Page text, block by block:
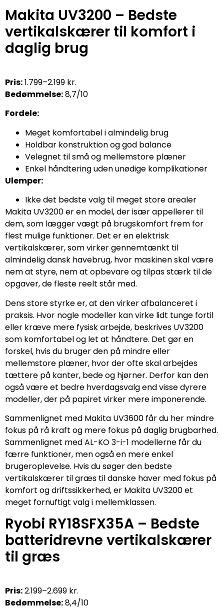
Makita UV3200 – Bedste
vertikalskærer til komfort i
daglig brug
Pris:1.799–2.199 kr.
Bedømmelse:8,7/10
Fordele:
Meget komfortabel i almindelig brug
Holdbar konstruktion og god balance
Velegnet til små og mellemstore plæner
Enkel håndtering uden unødige komplikationer
Ulemper:
Ikke det bedste valg til meget store arealer
Makita UV3200 er en model, der især appellerer til
dem, som lægger vægt på brugskomfort frem for
flest mulige funktioner. Det er en elektrisk
vertikalskærer, som virker gennemtænkt til
almindelig dansk havebrug, hvor maskinen skal være
nem at styre, nem at opbevare og tilpas stærk til de
opgaver, de fleste reelt står med.
Dens store styrke er, at den virker afbalanceret i
praksis. Hvor nogle modeller kan virke lidt tunge fortil
eller kræve mere fysisk arbejde, beskrives UV3200
som komfortabel og let at håndtere. Det gør en
forskel, hvis du bruger den på mindre eller
mellemstore plæner, hvor der ofte skal arbejdes
tættere på kanter, bede og hjørner. Derfor kan den
også være et bedre hverdagsvalg end visse dyrere
modeller, der på papiret virker mere imponerende.
Sammenlignet med Makita UV3600 får du her mindre
fokus på rå kraft og mere fokus på daglig brugbarhed.
Sammenlignet med AL-KO 3-i-1 modellerne får du
færre funktioner, men også en mere enkel
brugeroplevelse. Hvis du søger den bedste
vertikalskærer til græs til danske haver med fokus på
komfort og driftssikkerhed, er Makita UV3200 et
meget fornuftigt valg i mellemklassen.
Ryobi RY18SFX35A – Bedste
batteridrevne vertikalskærer
til græs
Pris:2.199–2.699 kr.
Bedømmelse:8,4/10